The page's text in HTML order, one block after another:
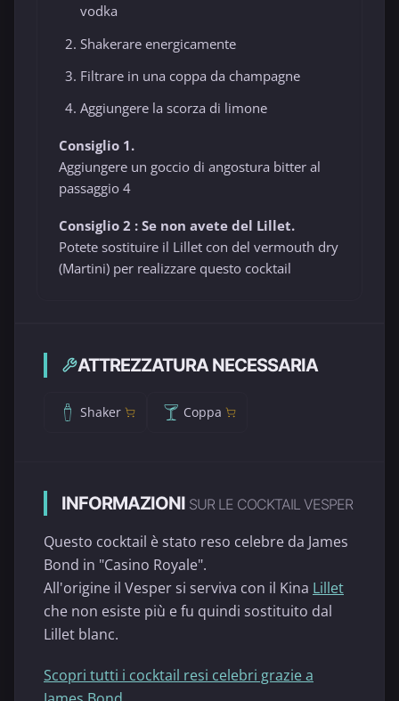
vodka
Shakerare energicamente
Filtrare in una coppa da champagne
Aggiungere la scorza di limone
Consiglio 1.
Aggiungere un goccio di angostura bitter al
passaggio 4
Consiglio 2 : Se non avete del Lillet.
Potete sostituire il Lillet con del vermouth dry
(Martini) per realizzare questo cocktail
ATTREZZATURA NECESSARIA
Shaker Coppa
INFORMAZIONI SUR LE COCKTAIL VESPER
Questo cocktail è stato reso celebre da James
Bond in "Casino Royale".
All'origine il Vesper si serviva con il Kina Lillet
che non esiste più e fu quindi sostituito dal
Lillet blanc.
Scopri tutti i cocktail resi celebri grazie a